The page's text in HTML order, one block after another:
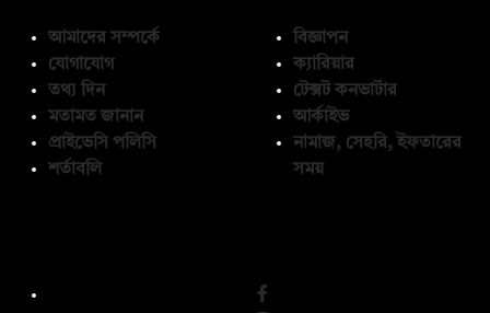
আমাদের সম্পর্কে
যোগাযোগ
তথ্য দিন
মতামত জানান
প্রাইভেসি পলিসি
শর্তাবলি
বিজ্ঞাপন
ক্যারিয়ার
টেক্সট কনভার্টার
আর্কাইভ
নামাজ, সেহরি, ইফতারের
সময়